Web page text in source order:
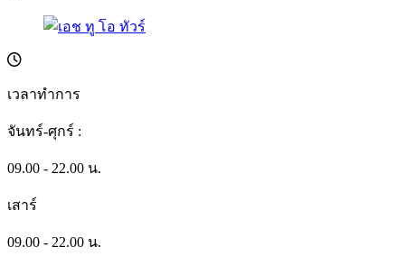
เวลาทำการ
จันทร์-ศุกร์ :
09.00 - 22.00 น.
เสาร์
09.00 - 22.00 น.